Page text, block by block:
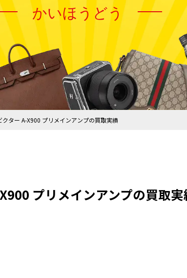
かいほうどう
クター A-X900 プリメインアンプの買取実績
プリメインアンプの買取